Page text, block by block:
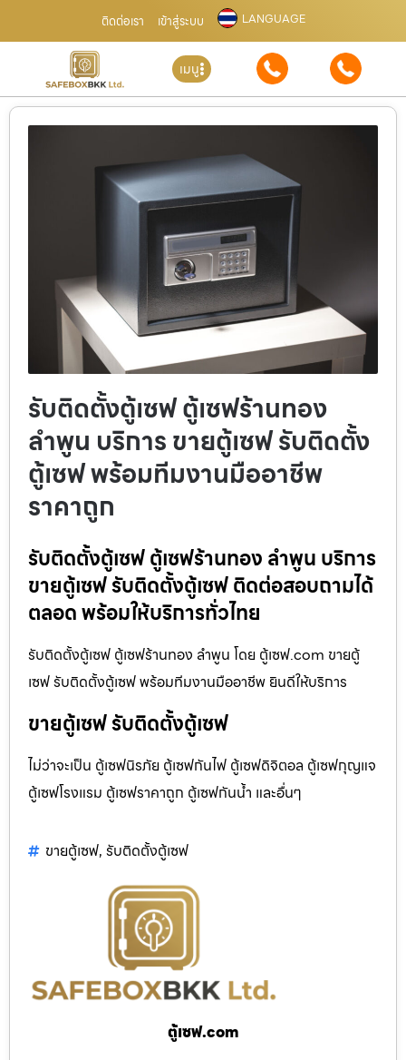
ติดต่อเรา เข้าสู่ระบบ LANGUAGE
เมนู
รับติดตั้งตู้เซฟ ตู้เซฟร้านทอง
ลำพูน บริการ ขายตู้เซฟ รับติดตั้ง
ตู้เซฟ พร้อมทีมงานมืออาชีพ
ราคาถูก
รับติดตั้งตู้เซฟ ตู้เซฟร้านทอง ลำพูน บริการ
ขายตู้เซฟ รับติดตั้งตู้เซฟ ติดต่อสอบถามได้
ตลอด พร้อมให้บริการทั่วไทย
รับติดตั้งตู้เซฟ ตู้เซฟร้านทอง ลำพูน โดย ตู้เซฟ.com ขายตู้
เซฟ รับติดตั้งตู้เซฟ พร้อมทีมงานมืออาชีพ ยินดีให้บริการ
ขายตู้เซฟ รับติดตั้งตู้เซฟ
ไม่ว่าจะเป็น ตู้เซฟนิรภัย ตู้เซฟกันไฟ ตู้เซฟดิจิตอล ตู้เซฟกุญแจ
ตู้เซฟโรงแรม ตู้เซฟราคาถูก ตู้เซฟกันน้ำ และอื่นๆ
ขายตู้เซฟ, รับติดตั้งตู้เซฟ
ตู้เซฟ.com